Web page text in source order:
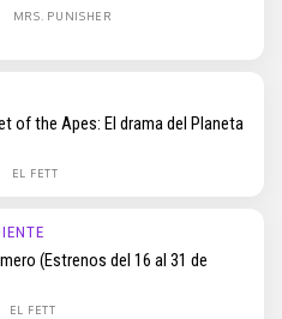
MRS. PUNISHER
of the Apes: El drama del Planeta
EL FETT
(Estrenos del 16 al 31 de
EL FETT